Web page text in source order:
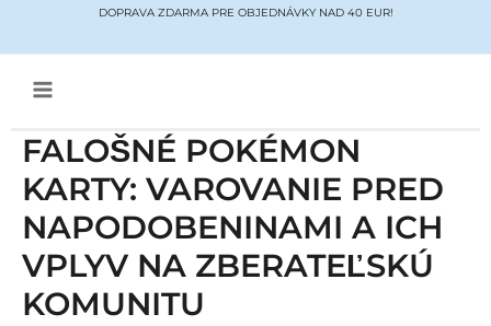
DOPRAVA ZDARMA PRE OBJEDNÁVKY NAD 40 EUR!
Main
Menu
FALOŠNÉ POKÉMON
KARTY: VAROVANIE PRED
NAPODOBENINAMI A ICH
VPLYV NA ZBERATEĽSKÚ
KOMUNITU